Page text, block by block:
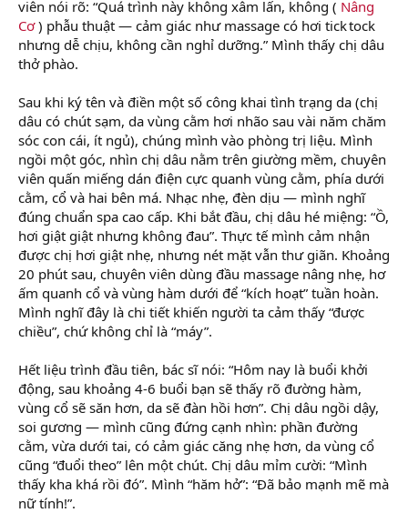
viên nói rõ: “Quá trình này không xâm lấn, không ( Nâng
Cơ) phẫu thuật — cảm giác như massage có hơi tick tock
nhưng dễ chịu, không cần nghỉ dưỡng.” Mình thấy chị dâu
thở phào.
Sau khi ký tên và điền một số công khai tình trạng da (chị
dâu có chút sạm, da vùng cằm hơi nhão sau vài năm chăm
sóc con cái, ít ngủ), chúng mình vào phòng trị liệu. Mình
ngồi một góc, nhìn chị dâu nằm trên giường mềm, chuyên
viên quấn miếng dán điện cực quanh vùng cằm, phía dưới
cằm, cổ và hai bên má. Nhạc nhẹ, đèn dịu — mình nghĩ
đúng chuẩn spa cao cấp. Khi bắt đầu, chị dâu hé miệng: “Ồ,
hơi giật giật nhưng không đau”. Thực tế mình cảm nhận
được chị hơi giật nhẹ, nhưng nét mặt vẫn thư giãn. Khoảng
20 phút sau, chuyên viên dùng đầu massage nâng nhẹ, hơ
ấm quanh cổ và vùng hàm dưới để “kích hoạt” tuần hoàn.
Mình nghĩ đây là chi tiết khiến người ta cảm thấy “được
chiều”, chứ không chỉ là “máy”.
Hết liệu trình đầu tiên, bác sĩ nói: “Hôm nay là buổi khởi
động, sau khoảng 4‑6 buổi bạn sẽ thấy rõ đường hàm,
vùng cổ sẽ săn hơn, da sẽ đàn hồi hơn”. Chị dâu ngồi dậy,
soi gương — mình cũng đứng cạnh nhìn: phần đường
cằm, vừa dưới tai, có cảm giác căng nhẹ hơn, da vùng cổ
cũng “đuổi theo” lên một chút. Chị dâu mỉm cười: “Mình
thấy kha khá rồi đó”. Mình “hăm hở”: “Đã bảo mạnh mẽ mà
nữ tính!”.